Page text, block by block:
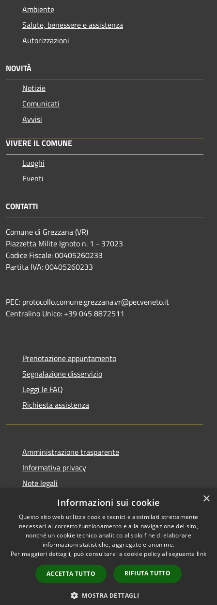
Ambiente
Salute, benessere e assistenza
Autorizzazioni
NOVITÀ
Notizie
Comunicati
Avvisi
VIVERE IL COMUNE
Luoghi
Eventi
CONTATTI
Comune di Grezzana (VR)
Piazzetta Milite Ignoto n. 1 - 37023
Codice Fiscale: 00405260233
Partita IVA: 00405260233
PEC: protocollo.comune.grezzana.vr@pecveneto.it
Centralino Unico: +39 045 8872511
Prenotazione appuntamento
Segnalazione disservizio
Leggi le FAQ
Richiesta assistenza
Amministrazione trasparente
Informativa privacy
Note legali
Dichiarazione di accessibilità
Accessibilità
Copyright © 2026 • Comune di
Grezzana • Powered by
Municipium•
Accesso
redazione
×
Informazioni sui cookie
Questo sito web utilizza cookie tecnici e assimilati strettamente
necessari al corretto funzionamento e alla navigazione del sito,
nonché un cookie tecnico analitico al solo fine di elaborare
informazioni statistiche, aggregate e anonime.
Per maggiori dettagli, può consultare la cookie policy al seguente link
ACCETTA TUTTO RIFIUTA TUTTO
MOSTRA DETTAGLI